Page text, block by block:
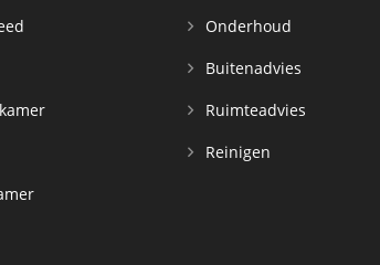
Onderhoud
Buitenadvies
Ruimteadvies
Reinigen